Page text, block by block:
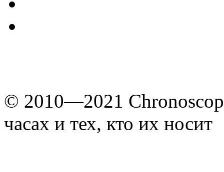
© 2010—2021
часах и тех, кто их носит